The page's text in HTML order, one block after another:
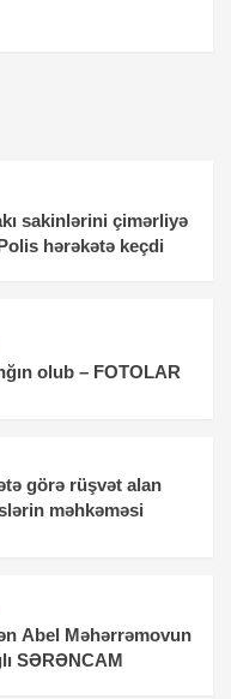
sakinlərini çimərliyə
Polis hərəkətə keçdi
olub – FOTOLAR
görə rüşvət alan
məhkəməsi
Abel Məhərrəmovun
SƏRƏNCAM